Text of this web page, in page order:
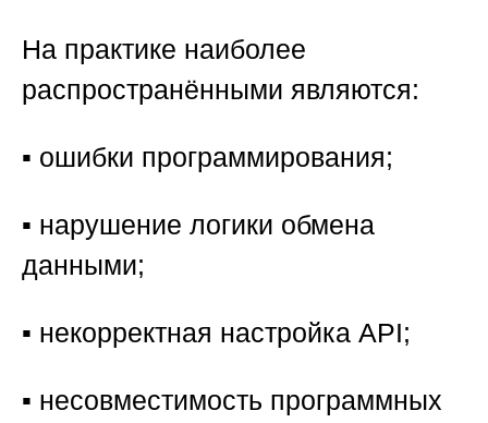
На практике наиболее
распространёнными являются:
▪️ ошибки программирования;
▪️ нарушение логики обмена
данными;
▪️ некорректная настройка API;
▪️ несовместимость программных